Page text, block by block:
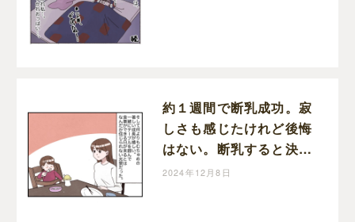
約１週間で断乳成功。寂
しさも感じたけれど後悔
はない。断乳すると決め
た日［３７完］｜しおは
2024年12月8日